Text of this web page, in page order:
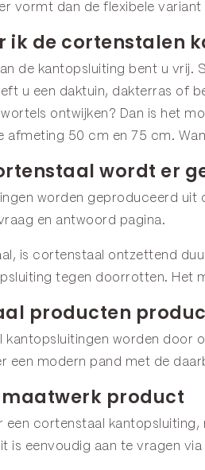
vormt dan de flexibele variant
ik de cortenstalen
de kantopsluiting bent u
u een daktuin, dakterras of
ontwijken? Dan is het
afmeting 50 cm en 75 cm .
wordt er
worden geproduceerd
en antwoord pagina.
is cortenstaal ontzettend
tegen doorrotten. Het
producten
kantopsluitingen worden door
een modern pand met de
product
een cortenstaal
is eenvoudig aan te vragen via